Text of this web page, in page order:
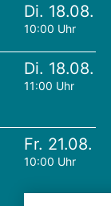
Di. 18.08.
10:00 Uhr
Di. 18.08.
11:00 Uhr
Fr. 21.08.
10:00 Uhr